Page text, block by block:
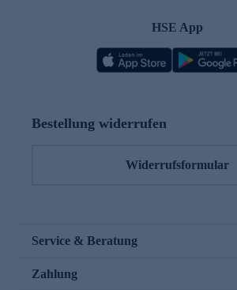
HSE App
Bestellung widerrufen
Widerrufsformular
Service & Beratung
Zahlung